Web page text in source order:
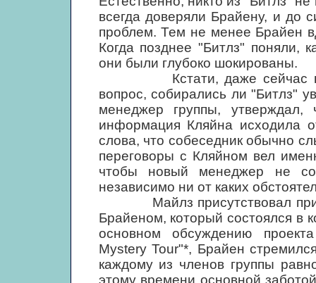
всегда доверяли Брайену, и до
проблем. Тем не менее Брайен
Когда позднее "Битлз"
они были глубоко шокированы.
Кстати, даже сейчас
вопрос, собирались ли "Битлз"
менеджер группы,
информация Кляйна исходила
слова, что собеседник обычно
переговоры с Кляйном вел
чтобы новый менеджер не
независимо ни от каких
Майлз присутствовал при,
Брайеном, который состоялся в
основном обсуждению
Mystery Tour"*, Брайен
каждому из членов группы
этому времени основной